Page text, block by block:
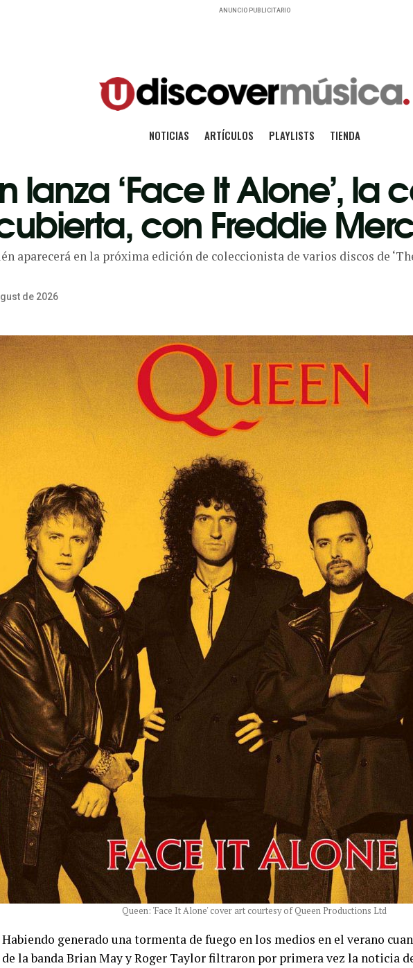
ANUNCIO PUBLICITARIO
NOTICIAS ARTÍCULOS PLAYLISTS TIENDA
lanza ‘Face It Alone’, la
con Freddie
aparecerá en la próxima edición de coleccionista de varios discos de
de 2026
Queen: 'Face It Alone' cover art courtesy of Queen Productions Ltd
Habiendo generado una tormenta de fuego en los medios en el verano
de la banda Brian May y Roger Taylor filtraron por primera vez la noticia